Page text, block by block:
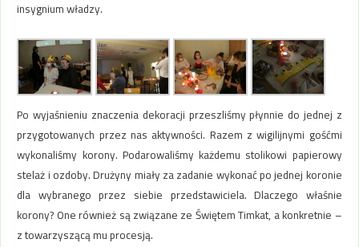
insygnium władzy.
Po wyjaśnieniu znaczenia dekoracji przeszliśmy płynnie do jednej z
przygotowanych przez nas aktywności. Razem z wigilijnymi gośćmi
wykonaliśmy korony. Podarowaliśmy każdemu stolikowi papierowy
stelaż i ozdoby. Drużyny miały za zadanie wykonać po jednej koronie
dla wybranego przez siebie przedstawiciela. Dlaczego właśnie
korony? One również są związane ze Świętem Timkat, a konkretnie –
z towarzyszącą mu procesją.